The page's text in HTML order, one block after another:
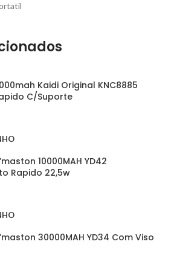
Kaidi Original KNC8885
C/Suporte
10000MAH YD42
Rapido 22,5w
30000MAH YD34 Com Viso